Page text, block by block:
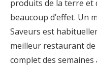
produits de la terre et
beaucoup d’effet. Un
Saveurs est
meilleur restaurant
complet des semaines